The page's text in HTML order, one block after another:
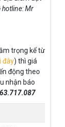
hotline: Mr
trọng kể từ
đây) thì giá
động theo
nhận báo